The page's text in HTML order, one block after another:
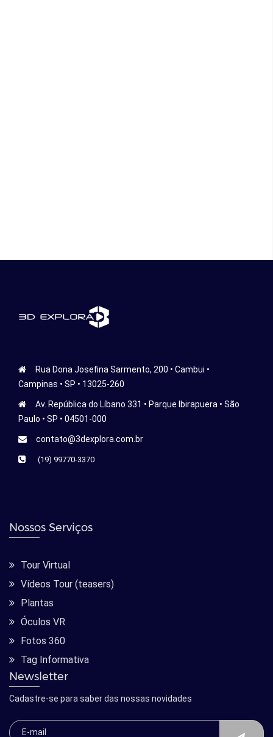
Rua Dona Josefina Sarmento, 200 • Cambui •
Campinas • SP • 13025-260
Av. República do Líbano 331 • Parque Ibirapuera • São
Paulo • SP • 04501-000
contato@3dexplora.com.br
(19) 99770-3370
Nossos Serviços
Tour Virtual
Vídeos Tour (teasers)
Plantas
Óculos VR
Fotos 360
Tag Informativa
Newsletter
Cadastre-se para saber das nossas novidades